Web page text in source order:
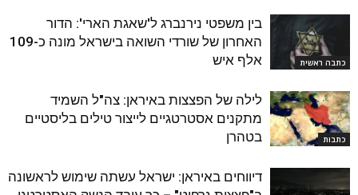
כתבה ראשית
בין משפטי נירנברג ל'שאגת הארי': הדור
האחרון של שורדי השואה בישראל מונה כ-109
אלף איש
כתבות
לילה של הפצצות באיראן: צה"ל השמיד
מתקנים אסטרטגיים לייצור טילים בליסטיים
בטהרן
דיווחים באיראן: ישראל עשתה שימוש לראשונה